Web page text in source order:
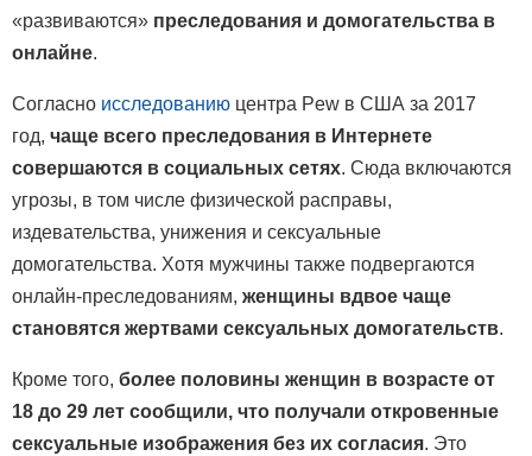
«развиваются» преследования и домогательства в
онлайне.
Согласно исследованию центра Pew в США за 2017
год, чаще всего преследования в Интернете
совершаются в социальных сетях. Сюда включаются
угрозы, в том числе физической расправы,
издевательства, унижения и сексуальные
домогательства. Хотя мужчины также подвергаются
онлайн-преследованиям, женщины вдвое чаще
становятся жертвами сексуальных домогательств.
Кроме того, более половины женщин в возрасте от
18 до 29 лет сообщили, что получали откровенные
сексуальные изображения без их согласия. Это